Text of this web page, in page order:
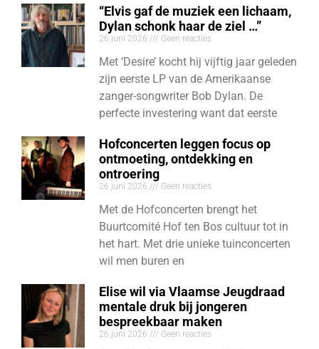
“Elvis gaf de muziek een lichaam,
Dylan schonk haar de ziel …”
26 juni 2026 Geen reacties
Met ‘Desire’ kocht hij vijftig jaar geleden
zijn eerste LP van de Amerikaanse
zanger-songwriter Bob Dylan. De
perfecte investering want dat eerste
Hofconcerten leggen focus op
ontmoeting, ontdekking en
ontroering
26 juni 2026 Geen reacties
Met de Hofconcerten brengt het
Buurtcomité Hof ten Bos cultuur tot in
het hart. Met drie unieke tuinconcerten
wil men buren en
Elise wil via Vlaamse Jeugdraad
mentale druk bij jongeren
bespreekbaar maken
26 juni 2026 Geen reacties